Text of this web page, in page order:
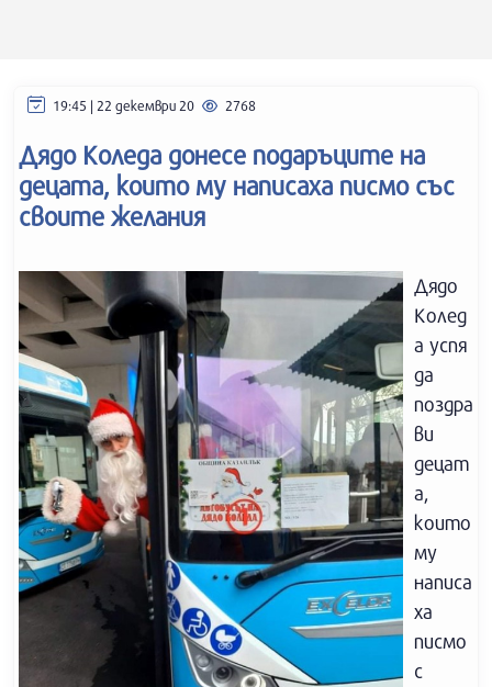
19:45 | 22 декември 20 2768
Дядо Коледа донесе подаръците на
децата, които му написаха писмо със
своите желания
Дядо
Колед
а успя
да
поздра
ви
децат
а,
които
му
написа
ха
писмо
с